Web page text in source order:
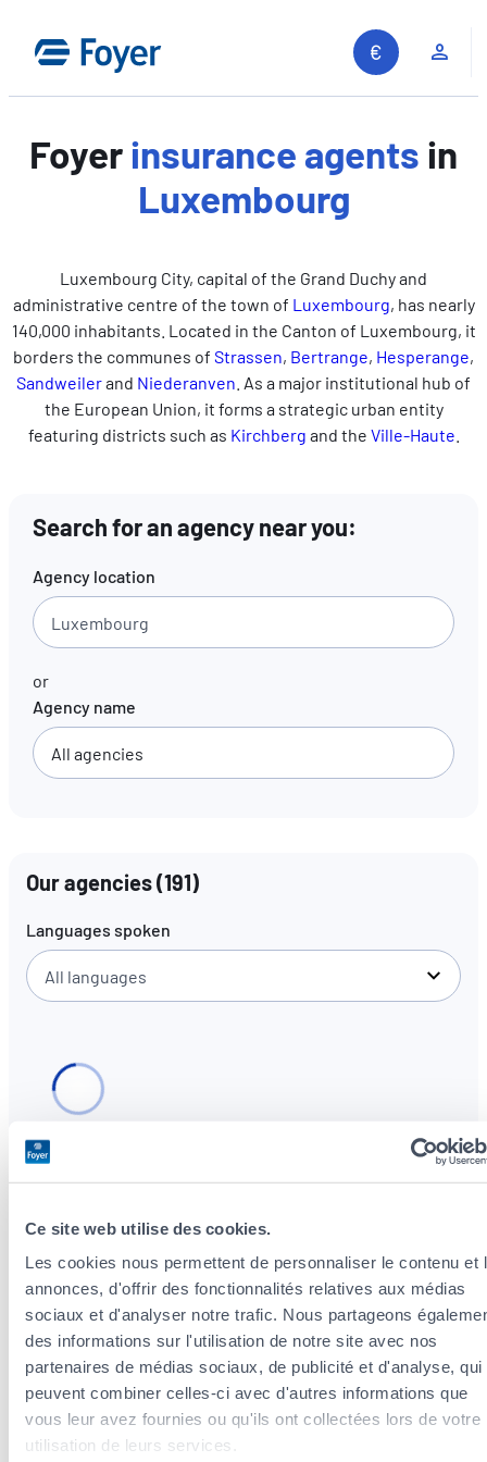
Ce site web utilise des cookies.
Les cookies nous permettent de personnaliser le contenu et
annonces, d'offrir des fonctionnalités relatives aux médias
sociaux et d'analyser notre trafic. Nous partageons
des informations sur l'utilisation de notre site avec nos
partenaires de médias sociaux, de publicité et d'analyse, qui
peuvent combiner celles-ci avec d'autres informations que
vous leur avez fournies ou qu'ils ont collectées lors de votre
utilisation de leurs services.
content
DE
Foyerinsurance agents in
Luxembourg
Luxembourg City, capital of the Grand Duchy and
administrative centre of the town of Luxembourg, has nearly
140,000 inhabitants. Located in the Canton of Luxembourg, it
borders the communes of Strassen, Bertrange, Hesperange,
Sandweilerand Niederanven . As a major institutional hub of
the European Union, it forms a strategic urban entity
featuring districts such as Kirchberg and the Ville‑Haute
Search for an agency near you:
Agency location
or
Agency name
Our agencies(191)
Languages spoken
All languages
Insurance agents in the districts of
Luxembourg City
Insurance agents in the district of Clausen
Insurance agents in the district of Pulvermühl
Insurance agents in the district of Hollerich
Insurance agents in the district of Limpertsberg
Insurance agents in the district of Grund
Insurance agents in the district of Weimerskirch
Insurance agents in the district of Cents